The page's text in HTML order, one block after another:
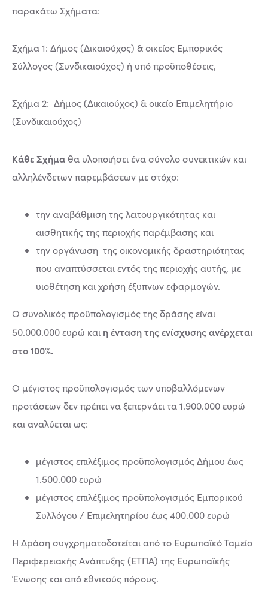
παρακάτω Σχήματα:
Σχήμα 1: Δήμος (Δικαιούχος) & οικείος Εμπορικός
Σύλλογος (Συνδικαιούχος) ή υπό προϋποθέσεις,
Σχήμα 2: Δήμος (Δικαιούχος) & οικείο Επιμελητήριο
(Συνδικαιούχος)
Κάθε Σχήμα θα υλοποιήσει ένα σύνολο συνεκτικών και
αλληλένδετων παρεμβάσεων με στόχο:
την αναβάθμιση της λειτουργικότητας και
αισθητικής της περιοχής παρέμβασης και
την οργάνωση της οικονομικής δραστηριότητας
που αναπτύσσεται εντός της περιοχής αυτής, με
υιοθέτηση και χρήση έξυπνων εφαρμογών.
Ο συνολικός προϋπολογισμός της δράσης είναι
50.000.000 ευρώ και η ένταση της ενίσχυσης ανέρχεται
στο 100%.
Ο μέγιστος προϋπολογισμός των υποβαλλόμενων
προτάσεων δεν πρέπει να ξεπερνάει τα 1.900.000 ευρώ
και αναλύεται ως:
μέγιστος επιλέξιμος προϋπολογισμός Δήμου έως
1.500.000 ευρώ
μέγιστος επιλέξιμος προϋπολογισμός Εμπορικού
Συλλόγου / Επιμελητηρίου έως 400.000 ευρώ
Η Δράση συγχρηματοδοτείται από το Ευρωπαϊκό Ταμείο
Περιφερειακής Ανάπτυξης (ΕΤΠΑ) της Ευρωπαϊκής
Ένωσης και από εθνικούς πόρους.